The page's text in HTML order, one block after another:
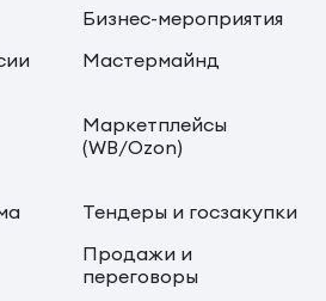
Бизнес-мероприятия
Мастермайнд
Маркетплейсы
(WB/Ozon)
Тендеры и госзакупки
Продажи и
переговоры